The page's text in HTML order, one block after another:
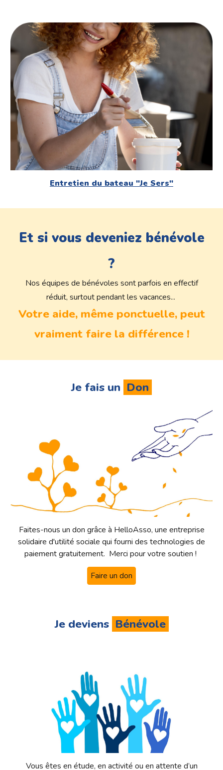
Entretien du bateau "Je Sers"
Et si vous deveniez bénévole
?
Nos équipes de bénévoles sont parfois en effectif
réduit, surtout pendant les vacances...
Votre aide, même ponctuelle, peut
vraiment faire la différence !
Je fais un Don
Faites-nous un don grâce à HelloAsso, une entreprise
solidaire d'utilité sociale qui fourni des technologies de
paiement gratuitement. Merci pour votre soutien !
Faire un don
Je deviens Bénévole
Vous êtes en étude, en activité ou en attente d’un